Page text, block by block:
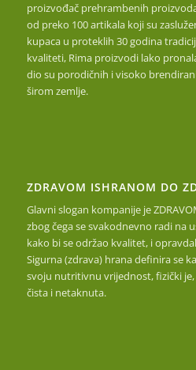
proizvođač prehrambenih
od preko 100 artikala koji su
kupaca u proteklih 30 godina
kvaliteti, Rima proizvodi lako
dio su porodičnih i visoko
širom zemlje.
ZDRAVOM ISHRANOM DO
Glavni slogan kompanije je
zbog čega se svakodnevno radi na
kako bi se održao kvalitet, i
Sigurna (zdrava) hrana definira se
svoju nutritivnu vrijednost, fizički
čista i netaknuta.